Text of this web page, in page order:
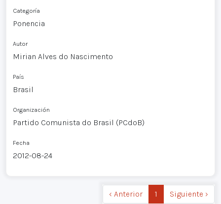
Categoría
Ponencia
Autor
Mirian Alves do Nascimento
País
Brasil
Organización
Partido Comunista do Brasil (PCdoB)
Fecha
2012-08-24
‹ Anterior 1 Siguiente ›